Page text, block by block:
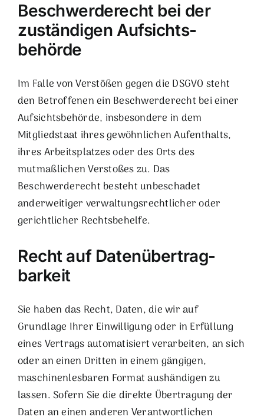
Beschwerde­recht bei der
zuständigen Aufsichts­
behörde
Im Falle von Verstößen gegen die DSGVO steht
den Betroffenen ein Beschwerderecht bei einer
Aufsichtsbehörde, insbesondere in dem
Mitgliedstaat ihres gewöhnlichen Aufenthalts,
ihres Arbeitsplatzes oder des Orts des
mutmaßlichen Verstoßes zu. Das
Beschwerderecht besteht unbeschadet
anderweitiger verwaltungsrechtlicher oder
gerichtlicher Rechtsbehelfe.
Recht auf Daten­übertrag­
barkeit
Sie haben das Recht, Daten, die wir auf
Grundlage Ihrer Einwilligung oder in Erfüllung
eines Vertrags automatisiert verarbeiten, an sich
oder an einen Dritten in einem gängigen,
maschinenlesbaren Format aushändigen zu
lassen. Sofern Sie die direkte Übertragung der
Daten an einen anderen Verantwortlichen